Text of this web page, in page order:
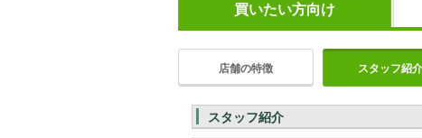
買いたい方向け
店舗の特徴 スタッフ紹介
スタッフ紹介